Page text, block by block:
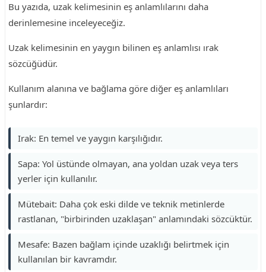
Bu yazıda, uzak kelimesinin eş anlamlılarını daha
derinlemesine inceleyeceğiz.
Uzak kelimesinin en yaygın bilinen eş anlamlısı ırak
sözcüğüdür.
Kullanım alanına ve bağlama göre diğer eş anlamlıları
şunlardır:
Irak: En temel ve yaygın karşılığıdır.
Sapa: Yol üstünde olmayan, ana yoldan uzak veya ters
yerler için kullanılır.
Mütebait: Daha çok eski dilde ve teknik metinlerde
rastlanan, "birbirinden uzaklaşan" anlamındaki sözcüktür.
Mesafe: Bazen bağlam içinde uzaklığı belirtmek için
kullanılan bir kavramdır.